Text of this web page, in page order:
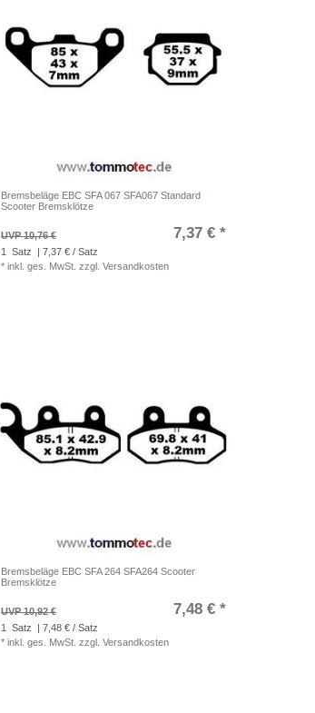
Bremsbeläge EBC SFA 067 SFA067 Standard
Scooter Bremsklötze
UVP 10,76 € 7,37 € *
1 Satz
| 7,37 € / Satz
*inkl. ges. MwSt. zzgl.Versandkosten
Bremsbeläge EBC SFA 264 SFA264 Scooter
Bremsklötze
UVP 10,92 € 7,48 € *
1 Satz
| 7,48 € / Satz
*inkl. ges. MwSt. zzgl.Versandkosten